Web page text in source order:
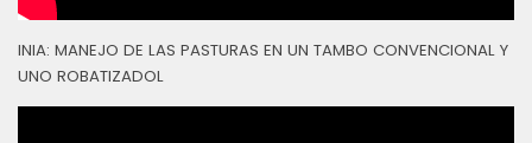
INIA: MANEJO DE LAS PASTURAS EN UN TAMBO CONVENCIONAL Y
UNO ROBATIZADOL